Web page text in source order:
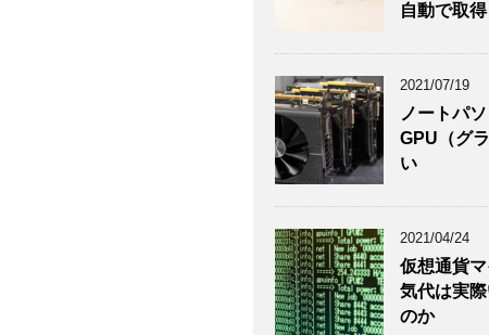
自動で取
2021/07/19
ノートパ
GPU（グ
い
2021/04/24
仮想通貨
気代は実
のか